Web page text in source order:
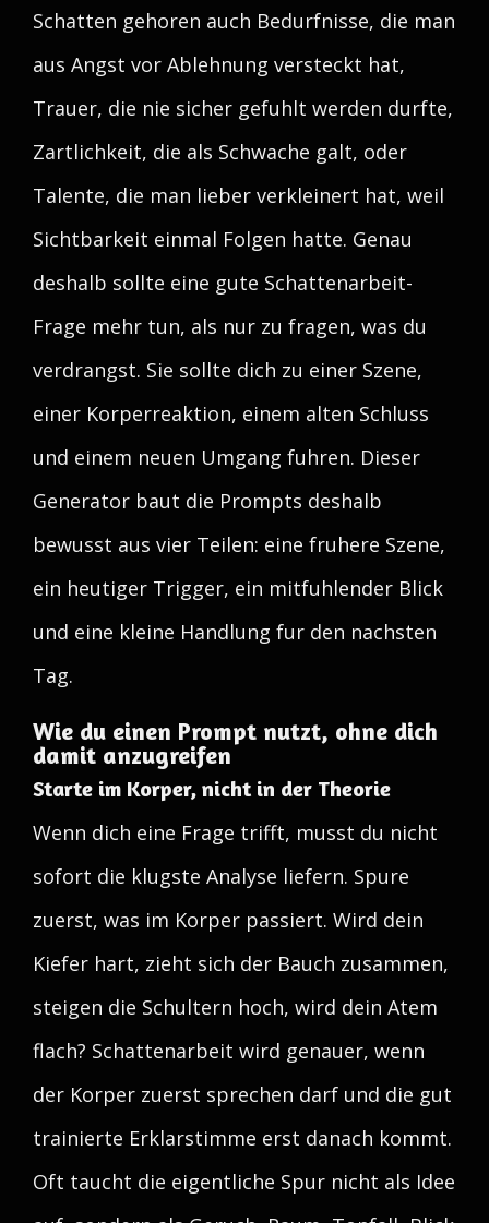
Schatten gehoren auch Bedurfnisse, die man
aus Angst vor Ablehnung versteckt hat,
Trauer, die nie sicher gefuhlt werden durfte,
Zartlichkeit, die als Schwache galt, oder
Talente, die man lieber verkleinert hat, weil
Sichtbarkeit einmal Folgen hatte. Genau
deshalb sollte eine gute Schattenarbeit-
Frage mehr tun, als nur zu fragen, was du
verdrangst. Sie sollte dich zu einer Szene,
einer Korperreaktion, einem alten Schluss
und einem neuen Umgang fuhren. Dieser
Generator baut die Prompts deshalb
bewusst aus vier Teilen: eine fruhere Szene,
ein heutiger Trigger, ein mitfuhlender Blick
und eine kleine Handlung fur den nachsten
Tag.
Wie du einen Prompt nutzt, ohne dich
damit anzugreifen
Starte im Korper, nicht in der Theorie
Wenn dich eine Frage trifft, musst du nicht
sofort die klugste Analyse liefern. Spure
zuerst, was im Korper passiert. Wird dein
Kiefer hart, zieht sich der Bauch zusammen,
steigen die Schultern hoch, wird dein Atem
flach? Schattenarbeit wird genauer, wenn
der Korper zuerst sprechen darf und die gut
trainierte Erklarstimme erst danach kommt.
Oft taucht die eigentliche Spur nicht als Idee